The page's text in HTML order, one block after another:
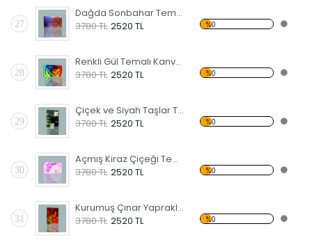
27
Dağda Sonbahar Temalı Kanvas Tablo
3780 TL 2520 TL %0
28
Renkli Gül Temalı Kanvas Tablo
3780 TL 2520 TL %0
29
Çiçek ve Siyah Taşlar Temalı Kanvas Tablo
3780 TL 2520 TL %0
30
Açmış Kiraz Çiçeği Temalı Kanvas Tablo
3780 TL 2520 TL %0
31
Kurumuş Çınar Yaprakları Temalı Kanvas Tablo
3780 TL 2520 TL %0